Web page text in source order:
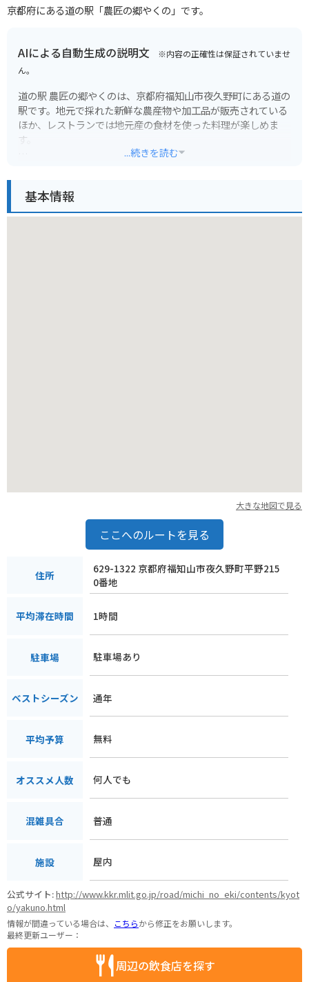
京都府にある道の駅「農匠の郷やくの」です。
AIによる自動生成の説明文 ※内容の正確性は保証されていませ
ん。
道の駅 農匠の郷やくのは、京都府福知山市夜久野町にある道の
駅です。地元で採れた新鮮な農産物や加工品が販売されている
ほか、レストランでは地元産の食材を使った料理が楽しめま
す。
や福知山城など、観光スポットも点在しています。
...続きを読む
基本情報
大きな地図で見る
ここへのルートを見る
住所
629-1322 京都府福知山市夜久野町平野215
0番地
平均滞在時間 1時間
駐車場 駐車場あり
ベストシーズン 通年
平均予算 無料
オススメ人数 何人でも
混雑具合 普通
施設 屋内
公式サイト:http://www.kkr.mlit.go.jp/road/michi_no_eki/contents/kyot
o/yakuno.html
情報が間違っている場合は、 こちらから修正をお願いします。
最終更新ユーザー：
周辺の飲食店を探す